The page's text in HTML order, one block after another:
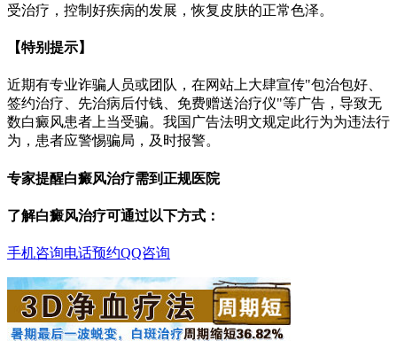
受治疗，控制好疾病的发展，恢复皮肤的正常色泽。
【特别提示】
近期有专业诈骗人员或团队，在网站上大肆宣传"包治包好、
签约治疗、先治病后付钱、免费赠送治疗仪"等广告，导致无
数白癜风患者上当受骗。我国广告法明文规定此行为为违法行
为，患者应警惕骗局，及时报警。
专家提醒白癜风治疗需到正规医院
了解白癜风治疗可通过以下方式：
手机咨询电话预约QQ咨询